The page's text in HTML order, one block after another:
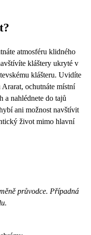
atmosféru klidného
kláštery ukryté v
klášteru. Uvidíte
ochutnáte místní
a nahlédnete do tajů
ani možnost navštívit
život mimo hlavní
průvodce. Případná